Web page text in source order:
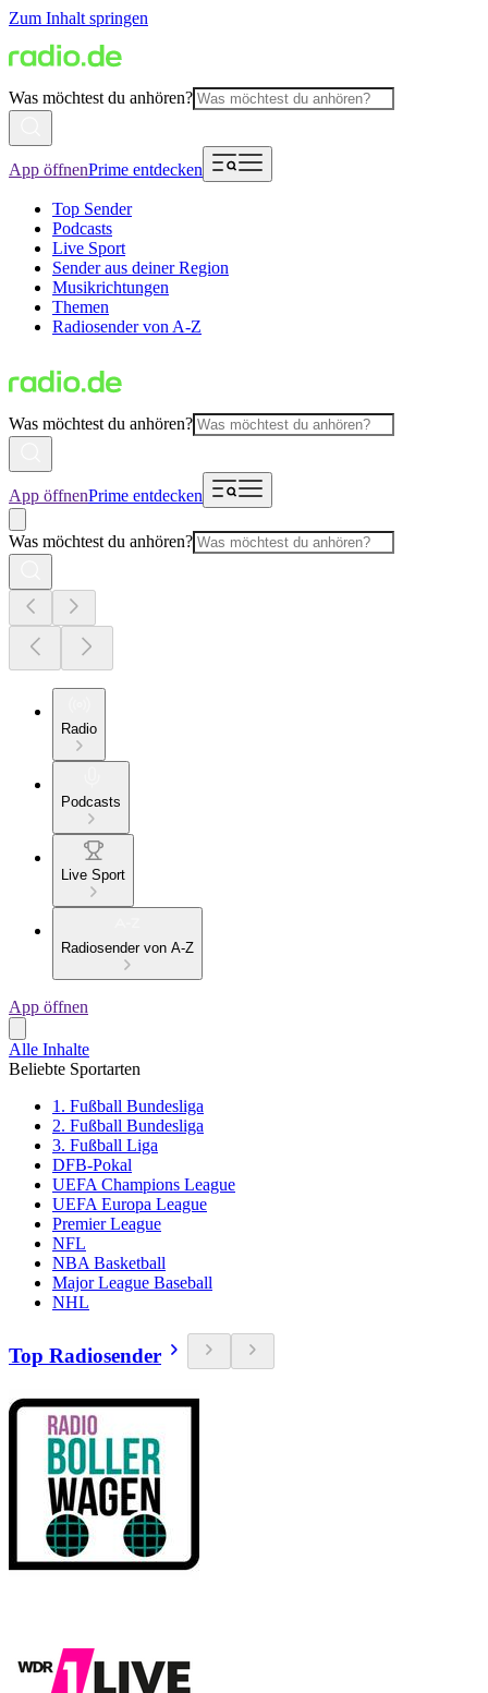
Zum Inhalt springen
Was möchtest du anhören?
App öffnenPrime entdecken
Top Sender
Podcasts
Live Sport
Sender aus deiner Region
Musikrichtungen
Themen
Radiosender von A-Z
Was möchtest du anhören?
App öffnenPrime entdecken
Was möchtest du anhören?
Radio
Podcasts
Live Sport
Radiosender von A-Z
App öffnen
Alle Inhalte
Beliebte Sportarten
1. Fußball Bundesliga
2. Fußball Bundesliga
3. Fußball Liga
DFB-Pokal
UEFA Champions League
UEFA Europa League
Premier League
NFL
NBA Basketball
Major League Baseball
NHL
Top Radiosender